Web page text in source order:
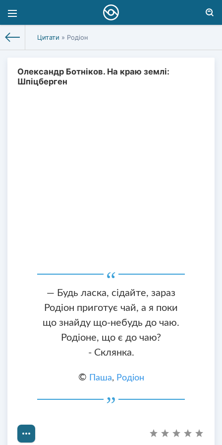
Цитати » Родіон
Олександр Ботніков. На краю землі:
Шпіцберген
— Будь ласка, сідайте, зараз
Родіон приготує чай, а я поки
що знайду що-небудь до чаю.
Родіоне, що є до чаю?
- Склянка.
© Паша, Родіон